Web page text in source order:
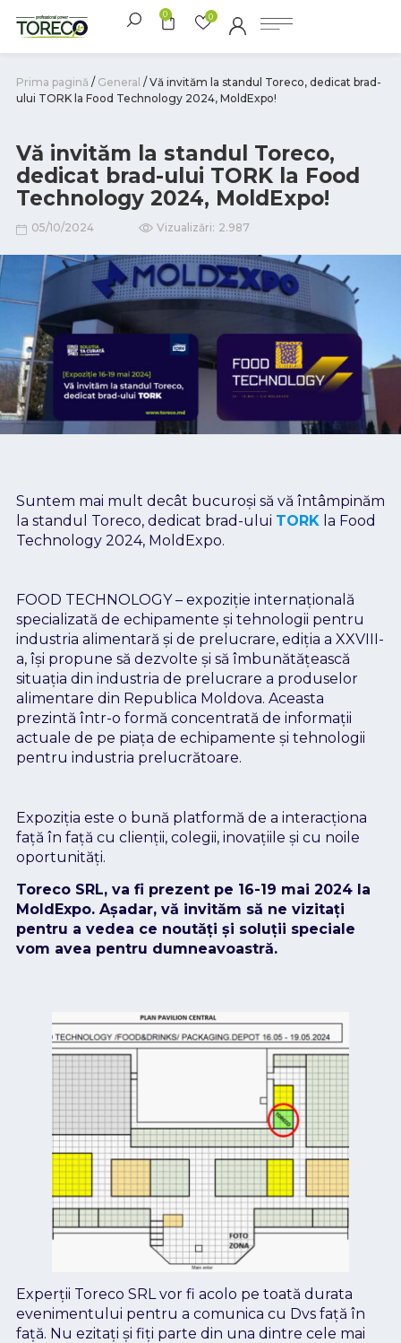
0 0
Prima pagină / General / Vă invităm la standul Toreco, dedicat brad-
ului TORK la Food Technology 2024, MoldExpo!
Vă invităm la standul Toreco,
dedicat brad-ului TORK la Food
Technology 2024, MoldExpo!
05/10/2024 Vizualizări: 2.987
Suntem mai mult decât bucuroși să vă întâmpinăm
la standul Toreco, dedicat brad-ului TORK la Food
Technology 2024, MoldExpo.
FOOD TECHNOLOGY – expoziţie internaţională
specializată de echipamente şi tehnologii pentru
industria alimentară şi de prelucrare, ediţia a XXVIII-
a, își propune să dezvolte și să îmbunătățească
situația din industria de prelucrare a produselor
alimentare din Republica Moldova. Aceasta
prezintă într-o formă concentrată de informații
actuale de pe piața de echipamente și tehnologii
pentru industria prelucrătoare.
Expoziția este o bună platformă de a interacționa
față în față cu clienții, colegii, inovațiile și cu noile
oportunități.
Toreco SRL, va fi prezent pe 16-19 mai 2024 la
MoldExpo. Așadar, vă invităm să ne vizitați
pentru a vedea ce noutăți și soluții speciale
vom avea pentru dumneavoastră.
Experții Toreco SRL vor fi acolo pe toată durata
evenimentului pentru a comunica cu Dvs față în
față. Nu ezitați și fiți parte din una dintre cele mai